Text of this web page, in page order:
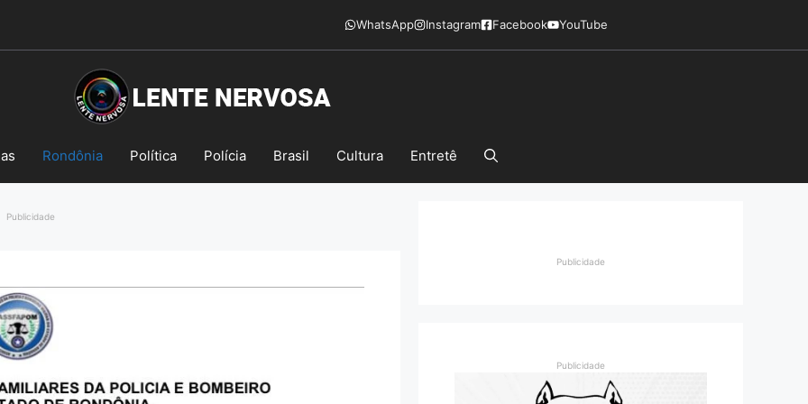
WhatsApp Instagram Facebook YouTube
Rondônia Política Polícia Brasil Cultura Entretê
Publicidade
Publicidade
Publicidade